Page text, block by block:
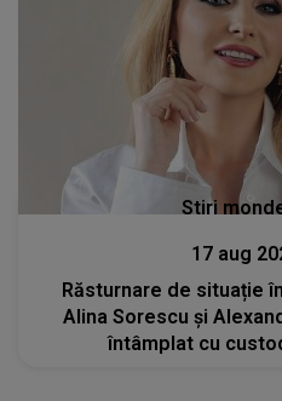
Stiri
17 aug
Răsturnare de situație
Alina Sorescu și
întâmplat cu